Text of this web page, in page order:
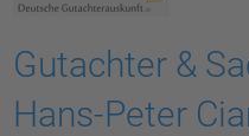
Gutachter &
Hans-Peter